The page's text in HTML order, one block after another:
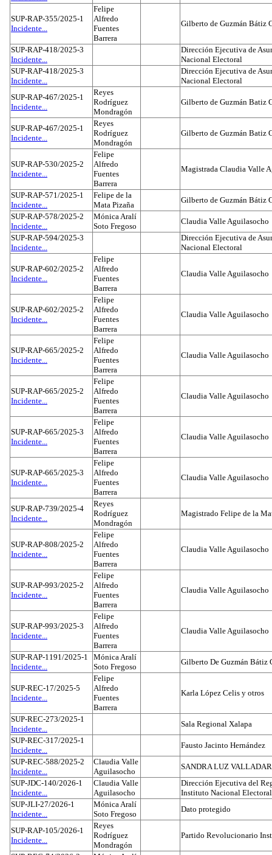
SUP-RAP-355/2025-1
Incidente...
Felipe
Alfredo
Fuentes
Barrera
Gilberto de Guzmán Bátiz
SUP-RAP-418/2025-3
Incidente...
Dirección Ejecutiva de
Nacional Electoral
SUP-RAP-418/2025-3
Incidente...
Dirección Ejecutiva de
Nacional Electoral
SUP-RAP-467/2025-1
Incidente...
Reyes
Rodríguez
Mondragón
Gilberto de Guzmán Batiz
SUP-RAP-467/2025-1
Incidente...
Reyes
Rodríguez
Mondragón
Gilberto de Guzmán Batiz
SUP-RAP-530/2025-2
Incidente...
Felipe
Alfredo
Fuentes
Barrera
Magistrada Claudia Valle
SUP-RAP-571/2025-1
Incidente...
Felipe de la
Mata Pizaña
Gilberto de Guzmán Bátiz
SUP-RAP-578/2025-2
Incidente...
Mónica Aralí
Soto Fregoso
Claudia Valle Aguilasocho
SUP-RAP-594/2025-3
Incidente...
Dirección Ejecutiva de
Nacional Electoral
SUP-RAP-602/2025-2
Incidente...
Felipe
Alfredo
Fuentes
Barrera
Claudia Valle Aguilasocho
SUP-RAP-602/2025-2
Incidente...
Felipe
Alfredo
Fuentes
Barrera
Claudia Valle Aguilasocho
SUP-RAP-665/2025-2
Incidente...
Felipe
Alfredo
Fuentes
Barrera
Claudia Valle Aguilasocho
SUP-RAP-665/2025-2
Incidente...
Felipe
Alfredo
Fuentes
Barrera
Claudia Valle Aguilasocho
SUP-RAP-665/2025-3
Incidente...
Felipe
Alfredo
Fuentes
Barrera
Claudia Valle Aguilasocho
SUP-RAP-665/2025-3
Incidente...
Felipe
Alfredo
Fuentes
Barrera
Claudia Valle Aguilasocho
SUP-RAP-739/2025-4
Incidente...
Reyes
Rodríguez
Mondragón
Magistrado Felipe de la
SUP-RAP-808/2025-2
Incidente...
Felipe
Alfredo
Fuentes
Barrera
Claudia Valle Aguilasocho
SUP-RAP-993/2025-2
Incidente...
Felipe
Alfredo
Fuentes
Barrera
Claudia Valle Aguilasocho
SUP-RAP-993/2025-3
Incidente...
Felipe
Alfredo
Fuentes
Barrera
Claudia Valle Aguilasocho
SUP-RAP-1191/2025-1
Incidente...
Mónica Aralí
Soto Fregoso
Gilberto De Guzmán Bátiz
SUP-REC-17/2025-5
Incidente...
Felipe
Alfredo
Fuentes
Barrera
Karla López Celis y otros
SUP-REC-273/2025-1
Incidente...
Sala Regional Xalapa
SUP-REC-317/2025-1
Incidente...
Fausto Jacinto Hernández
SUP-REC-588/2025-2
Incidente...
Claudia Valle
Aguilasocho
SANDRA LUZ
SUP-JDC-140/2026-1
Incidente...
Claudia Valle
Aguilasocho
Dirección Ejecutiva del
Instituto Nacional Electoral
SUP-JLI-27/2026-1
Incidente...
Mónica Aralí
Soto Fregoso
Dato protegido
SUP-RAP-105/2026-1
Incidente...
Reyes
Rodríguez
Mondragón
Partido Revolucionario